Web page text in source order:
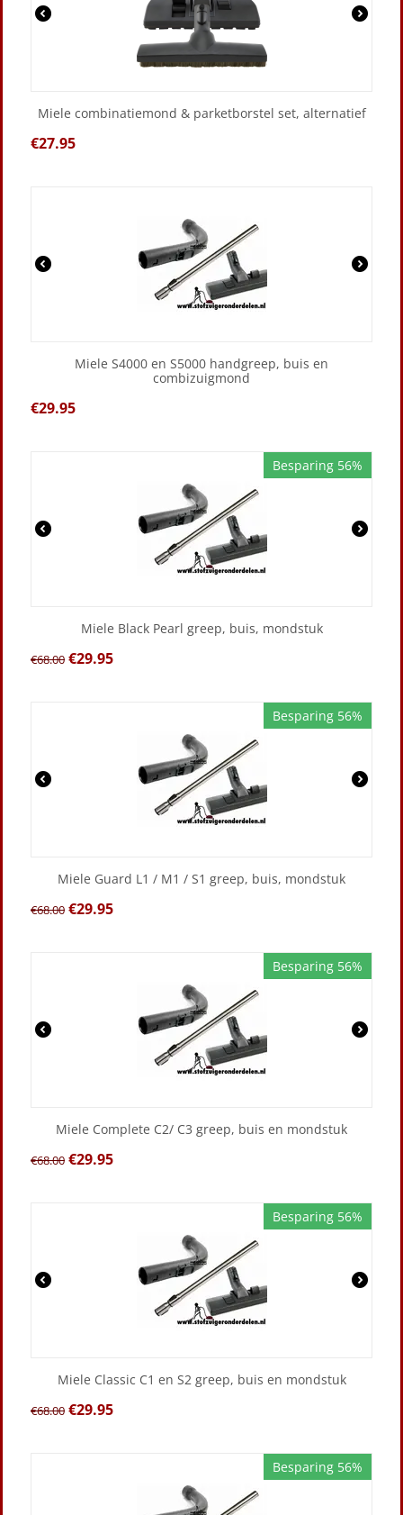
Miele combinatiemond & parketborstel set, alternatief
€27.95
Miele S4000 en S5000 handgreep, buis en
combizuigmond
€29.95
Besparing 56%
Miele Black Pearl greep, buis, mondstuk
€68.00 €29.95
Besparing 56%
Miele Guard L1 / M1 / S1 greep, buis, mondstuk
€68.00 €29.95
Besparing 56%
Miele Complete C2/ C3 greep, buis en mondstuk
€68.00 €29.95
Besparing 56%
Miele Classic C1 en S2 greep, buis en mondstuk
€68.00 €29.95
Besparing 56%